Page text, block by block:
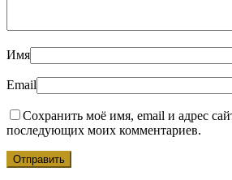
Имя
Email
Сохранить моё имя, email и адрес
последующих моих комментариев.